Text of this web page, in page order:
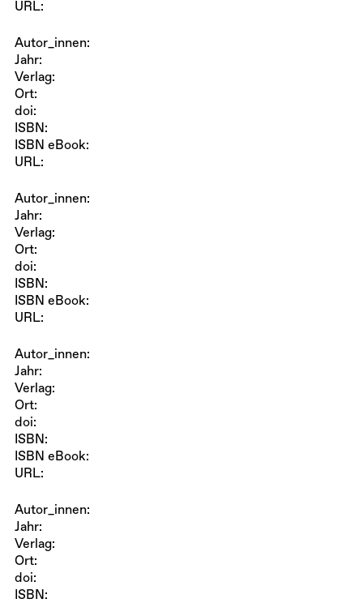
URL:
Autor_innen:
Jahr:
Verlag:
Ort:
doi:
ISBN:
ISBN eBook:
URL:
Autor_innen:
Jahr:
Verlag:
Ort:
doi:
ISBN:
ISBN eBook:
URL:
Autor_innen:
Jahr:
Verlag:
Ort:
doi:
ISBN:
ISBN eBook:
URL:
Autor_innen:
Jahr:
Verlag:
Ort:
doi:
ISBN: